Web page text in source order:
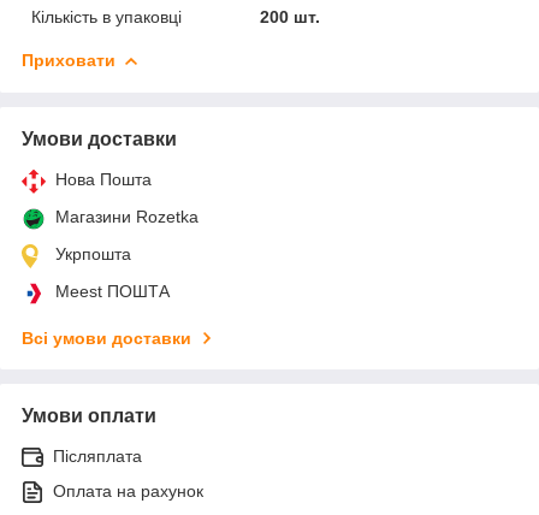
Кількість в упаковці
200 шт.
Приховати
Умови доставки
Нова Пошта
Магазини Rozetka
Укрпошта
Meest ПОШТА
Всі умови доставки
Умови оплати
Післяплата
Оплата на рахунок